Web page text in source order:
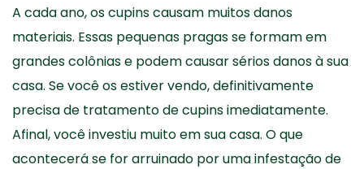
A cada ano, os cupins causam muitos danos
materiais. Essas pequenas pragas se formam em
grandes colônias e podem causar sérios danos à sua
casa. Se você os estiver vendo, definitivamente
precisa de tratamento de cupins imediatamente.
Afinal, você investiu muito em sua casa. O que
acontecerá se for arruinado por uma infestação de